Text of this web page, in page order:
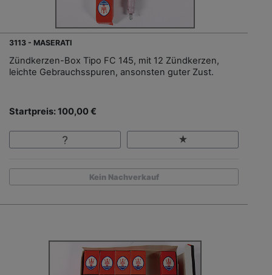
3113 - MASERATI
Zündkerzen-Box Tipo FC 145, mit 12 Zündkerzen,
leichte Gebrauchsspuren, ansonsten guter Zust.
Startpreis: 100,00 €
Kein Nachverkauf